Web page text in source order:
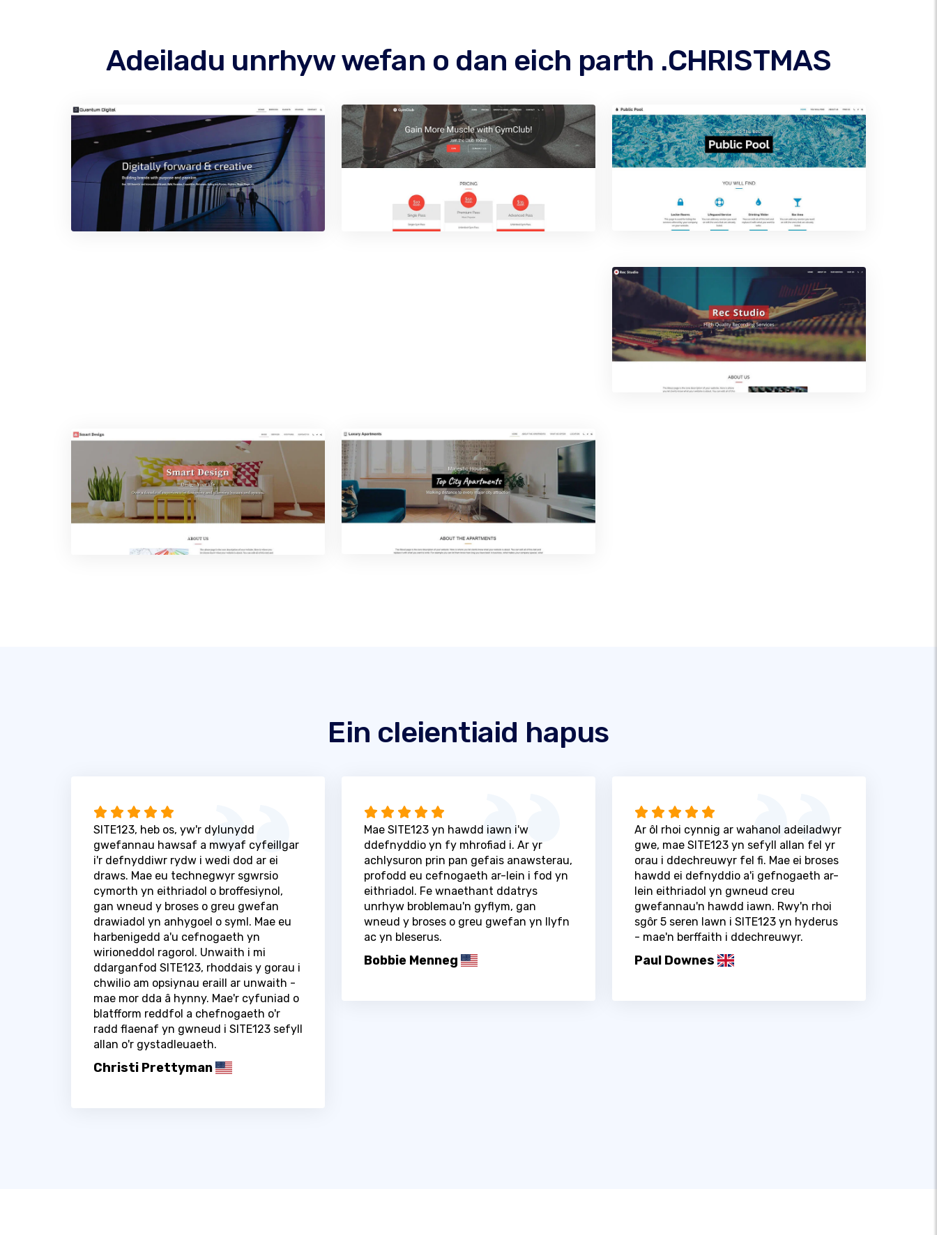
Adeiladu unrhyw wefan o dan eich parth .CHRISTMAS
Ein cleientiaid hapus
SITE123, heb os, yw'r dylunydd
gwefannau hawsaf a mwyaf cyfeillgar
i'r defnyddiwr rydw i wedi dod ar ei
draws. Mae eu technegwyr sgwrsio
cymorth yn eithriadol o broffesiynol,
gan wneud y broses o greu gwefan
drawiadol yn anhygoel o syml. Mae eu
harbenigedd a'u cefnogaeth yn
wirioneddol ragorol. Unwaith i mi
ddarganfod SITE123, rhoddais y gorau i
chwilio am opsiynau eraill ar unwaith -
mae mor dda â hynny. Mae'r cyfuniad o
blatfform reddfol a chefnogaeth o'r
radd flaenaf yn gwneud i SITE123 sefyll
allan o'r gystadleuaeth.
Christi Prettyman
Mae SITE123 yn hawdd iawn i'w
ddefnyddio yn fy mhrofiad i. Ar yr
achlysuron prin pan gefais anawsterau,
profodd eu cefnogaeth ar-lein i fod yn
eithriadol. Fe wnaethant ddatrys
unrhyw broblemau'n gyflym, gan
wneud y broses o greu gwefan yn llyfn
ac yn bleserus.
Bobbie Menneg
Ar ôl rhoi cynnig ar wahanol adeiladwyr
gwe, mae SITE123 yn sefyll allan fel yr
orau i ddechreuwyr fel fi. Mae ei broses
hawdd ei defnyddio a'i gefnogaeth ar-
lein eithriadol yn gwneud creu
gwefannau'n hawdd iawn. Rwy'n rhoi
sgôr 5 seren lawn i SITE123 yn hyderus
- mae'n berffaith i ddechreuwyr.
Paul Downes